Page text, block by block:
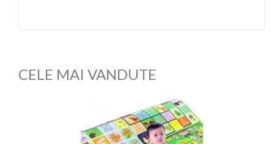
CELE MAI VANDUTE